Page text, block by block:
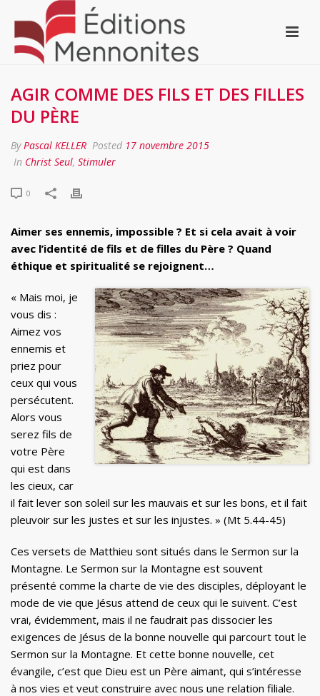
AGIR COMME DES FILS ET DES FILLES
DU PÈRE
ByPascal KELLER Posted 17 novembre 2015
In Christ Seul, Stimuler
0
Aimer ses ennemis, impossible ? Et si cela avait à voir
avec l’identité de fils et de filles du Père ? Quand
éthique et spiritualité se rejoignent…
« Mais moi, je
vous dis :
Aimez vos
ennemis et
priez pour
ceux qui vous
persécutent.
Alors vous
serez fils de
votre Père
qui est dans
les cieux, car
il fait lever son soleil sur les mauvais et sur les bons, et il fait
pleuvoir sur les justes et sur les injustes. » (Mt 5.44-45)
Ces versets de Matthieu sont situés dans le Sermon sur la
Montagne. Le Sermon sur la Montagne est souvent
présenté comme la charte de vie des disciples, déployant le
mode de vie que Jésus attend de ceux qui le suivent. C’est
vrai, évidemment, mais il ne faudrait pas dissocier les
exigences de Jésus de la bonne nouvelle qui parcourt tout le
Sermon sur la Montagne. Et cette bonne nouvelle, cet
évangile, c’est que Dieu est un Père aimant, qui s’intéresse
à nos vies et veut construire avec nous une relation filiale.